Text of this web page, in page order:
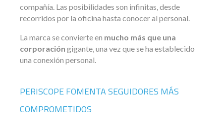
compañía. Las posibilidades son infinitas, desde
recorridos por la oficina hasta conocer al personal.
La marca se convierte en mucho más que una
corporación gigante, una vez que se ha establecido
una conexión personal.
PERISCOPE FOMENTA SEGUIDORES MÁS
COMPROMETIDOS